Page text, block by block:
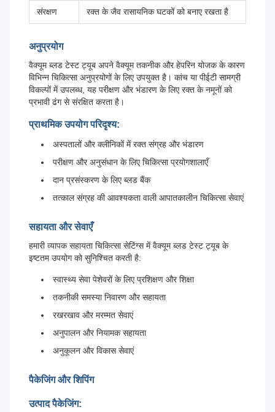
संरक्षण रक्त के जैव रासायनिक घटकों को बनाए रखता है
अनुप्रयोग
वैक्यूम ब्लड टेस्ट ट्यूब अपने वैक्यूम तकनीक और हेपरिन योजक के कारण
विभिन्न चिकित्सा अनुप्रयोगों के लिए उपयुक्त है। कांच या पीईटी सामग्री
विकल्पों में उपलब्ध, यह परीक्षण और भंडारण के लिए रक्त के नमूनों को
प्रभावी ढंग से संरक्षित करता है।
प्राथमिक उपयोग परिदृश्य:
अस्पतालों और क्लीनिकों में रक्त संग्रह और भंडारण
परीक्षण और अनुसंधान के लिए चिकित्सा प्रयोगशालाएँ
दान प्रसंस्करण के लिए ब्लड बैंक
तत्काल संग्रह की आवश्यकता वाली आपातकालीन चिकित्सा सेवाएं
सहायता और सेवाएँ
हमारी व्यापक सहायता चिकित्सा सेटिंग्स में वैक्यूम ब्लड टेस्ट ट्यूब के
इष्टतम उपयोग को सुनिश्चित करती है:
स्वास्थ्य सेवा पेशेवरों के लिए प्रशिक्षण और शिक्षा
तकनीकी समस्या निवारण और सहायता
रखरखाव और मरम्मत सेवाएं
अनुपालन और नियामक सहायता
अनुकूलन और विकास सेवाएं
पैकेजिंग और शिपिंग
उत्पाद पैकेजिंग: